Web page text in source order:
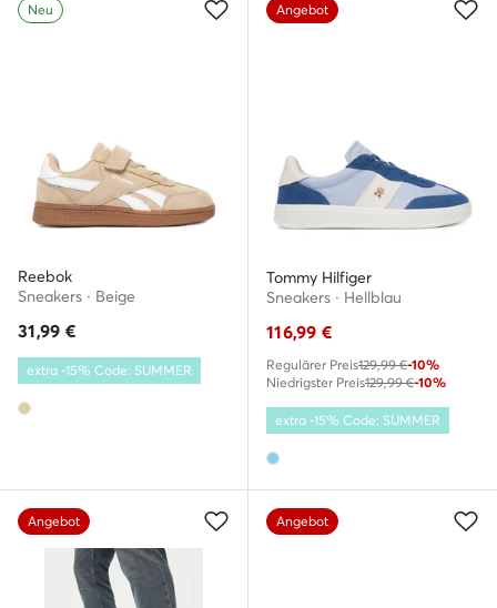
Neu
Reebok
Sneakers · Beige
31,99 €
extra -15% Code: SUMMER
Angebot
Tommy Hilfiger
Sneakers · Hellblau
116,99 €
Regulärer Preis129,99 €-10%
Niedrigster Preis129,99 €-10%
extra -15% Code: SUMMER
Angebot Angebot